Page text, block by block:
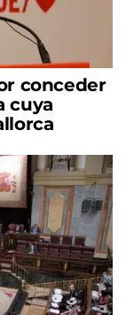
conceder
cuya